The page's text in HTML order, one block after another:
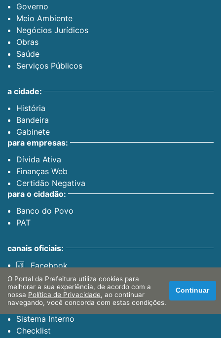
Governo
Meio Ambiente
Negócios Jurídicos
Obras
Saúde
Serviços Públicos
a cidade:
História
Bandeira
Gabinete
para empresas:
Dívida Ativa
Finanças Web
Certidão Negativa
para o cidadão:
Banco do Povo
PAT
canais oficiais:
Facebook
Instagram
Youtube
servidor:
Sistema Interno
Checklist
O Portal da Prefeitura utiliza cookies para
melhorar a sua experiência, de acordo com a
nossa Política de Privacidade, ao continuar
navegando, você concorda com estas condições.
Continuar